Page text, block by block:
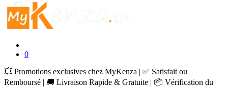
0
💥 Promotions exclusives chez MyKenza | ✅ Satisfait ou
Remboursé | 🚚 Livraison Rapide & Gratuite | 📦 Vérification du